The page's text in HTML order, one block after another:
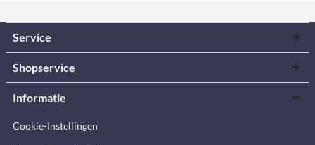
Service
Shopservice
Informatie
Cookie-Instellingen